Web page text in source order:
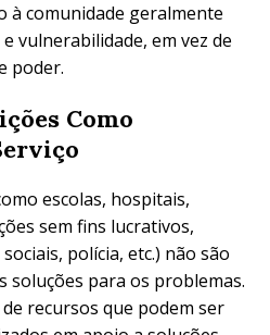
à comunidade geralmente
vulnerabilidade, em vez de
poder.
Como
escolas, hospitais,
sem fins lucrativos,
polícia, etc.) não são
soluções para os problemas.
recursos que podem ser